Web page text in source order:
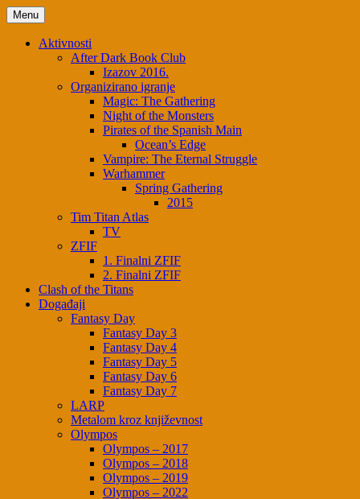
Skip
to
content
Menu
Aktivnosti
After Dark Book Club
Izazov 2016.
Organizirano igranje
Magic: The Gathering
Night of the Monsters
Pirates of the Spanish Main
Ocean’s Edge
Vampire: The Eternal Struggle
Warhammer
Spring Gathering
2015
Tim Titan Atlas
TV
ZFIF
1. Finalni ZFIF
2. Finalni ZFIF
Clash of the Titans
Događaji
Fantasy Day
Fantasy Day 3
Fantasy Day 4
Fantasy Day 5
Fantasy Day 6
Fantasy Day 7
LARP
Metalom kroz književnost
Olympos
Olympos – 2017
Olympos – 2018
Olympos – 2019
Olympos – 2022